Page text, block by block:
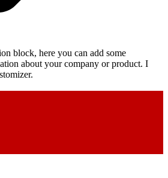
block, here you can add some
about your company or product. I